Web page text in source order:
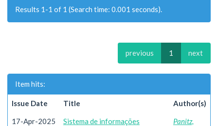
Results 1-1 of 1 (Search time: 0.001 seconds).
previous 1 next
Item hits:
Issue Date Title Author(s)
17-Apr-2025
Sistema de informações
Panitz,